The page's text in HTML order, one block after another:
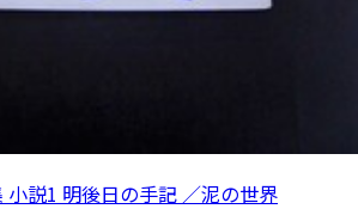
小説1 明後日の手記 ／泥の世界